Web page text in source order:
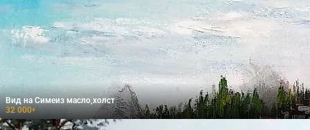
Вид на Симеиз масло,холст
32 000₽